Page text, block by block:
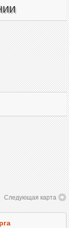
Следующая карта